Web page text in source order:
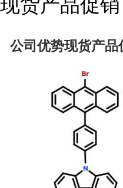
现货产品促销
公司优势现货产品